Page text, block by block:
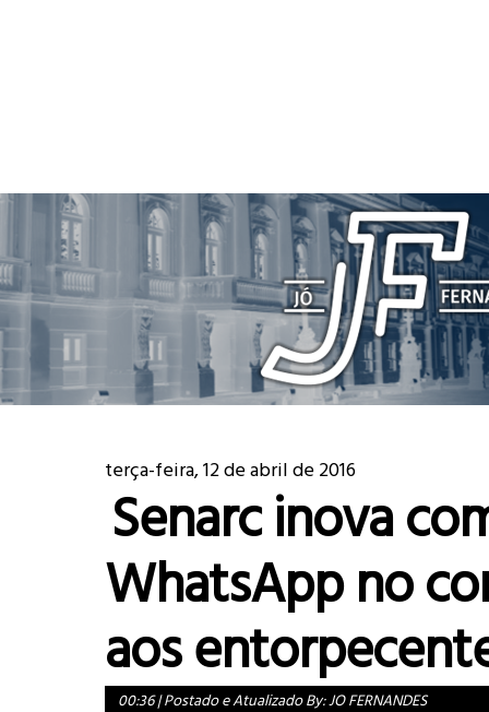
terça-feira, 12 de abril de 2016
Senarc inova
WhatsApp no
aos
00:36|Postado e Atualizado By:JO FERNANDES